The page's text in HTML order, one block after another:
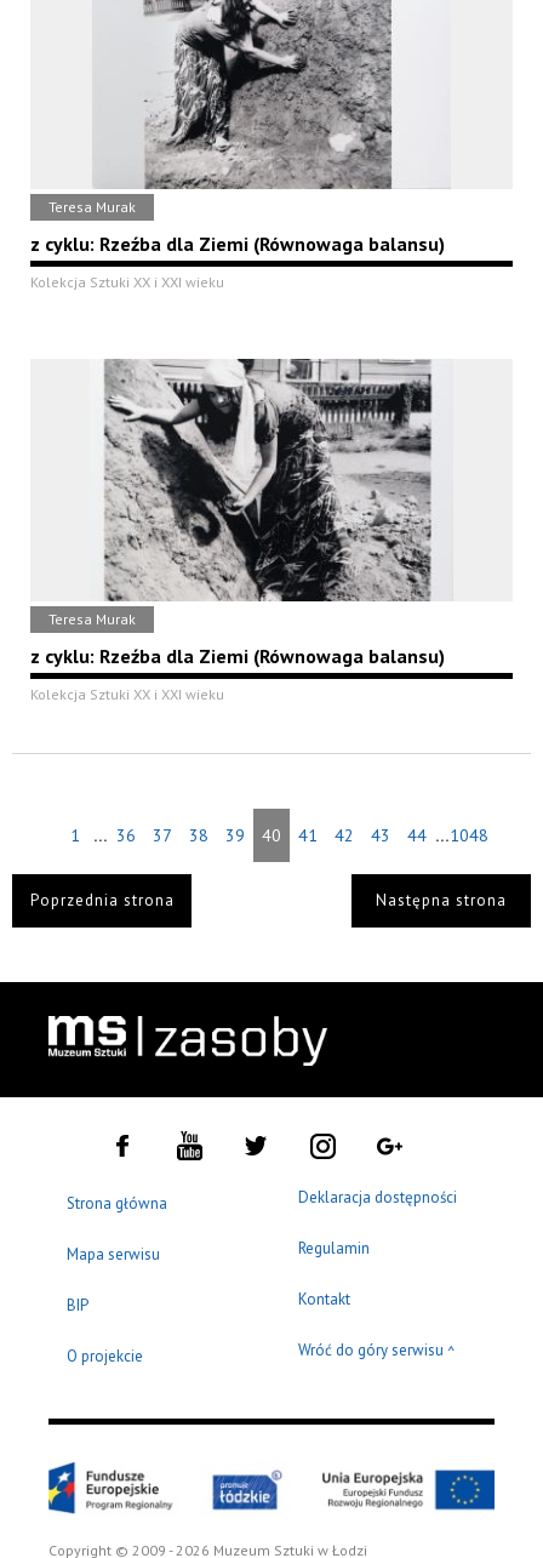
Teresa Murak
z cyklu: Rzeźba dla Ziemi (Równowaga balansu)
Kolekcja Sztuki XX i XXI wieku
Teresa Murak
z cyklu: Rzeźba dla Ziemi (Równowaga balansu)
Kolekcja Sztuki XX i XXI wieku
1 ... 36 37 38 39 40 41 42 43 44 ...1048
Poprzednia strona Następna strona
Strona główna
Mapa serwisu
BIP
O projekcie
Deklaracja dostępności
Regulamin
Kontakt
Wróć do góry serwisu ^
Copyright © 2009 - 2026 Muzeum Sztuki w Łodzi